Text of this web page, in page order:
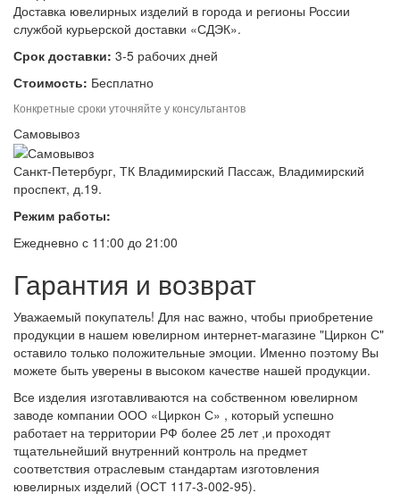
Доставка ювелирных изделий в города и регионы России
службой курьерской доставки «СДЭК».
Срок доставки: 3-5 рабочих дней
Стоимость: Бесплатно
Конкретные сроки уточняйте у консультантов
Самовывоз
Санкт-Петербург, ТК Владимирский Пассаж, Владимирский
проспект, д.19.
Режим работы:
Ежедневно с 11:00 до 21:00
Гарантия и возврат
Уважаемый покупатель! Для нас важно, чтобы приобретение
продукции в нашем ювелирном интернет-магазине "Циркон С"
оставило только положительные эмоции. Именно поэтому Вы
можете быть уверены в высоком качестве нашей продукции.
Все изделия изготавливаются на собственном ювелирном
заводе компании ООО «Циркон С» , который успешно
работает на территории РФ более 25 лет ,и проходят
тщательнейший внутренний контроль на предмет
соответствия отраслевым стандартам изготовления
ювелирных изделий (ОСТ 117-3-002-95).